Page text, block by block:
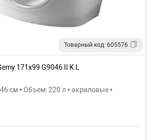
Товарный код: 605576
171x99 G9046 II K L
см • Объем: 220 л • акриловые •